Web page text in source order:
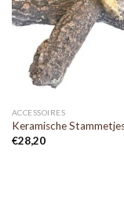
ACCESSOIRES
Keramische
€28,20